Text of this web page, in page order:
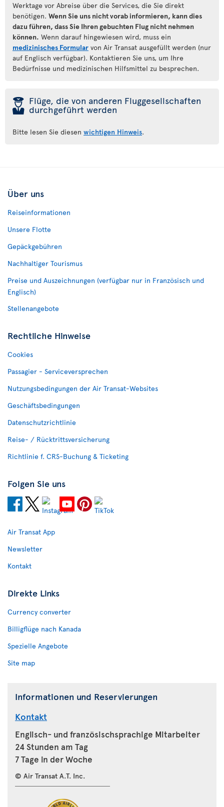
Werktage vor Abreise über die Services, die Sie direkt
benötigen. Wenn Sie uns nicht vorab informieren, kann dies
dazu führen, dass Sie Ihren gebuchten Flug nicht nehmen
können. Wenn darauf hingewiesen wird, muss ein
medizinisches Formular von Air Transat ausgefüllt werden (nur
auf Englisch verfügbar). Kontaktieren Sie uns, um Ihre
Bedürfnisse und medizinischen Hilfsmittel zu besprechen.
þ Flüge, die von anderen Fluggesellschaften
durchgeführt werden
Bitte lesen Sie diesen wichtigen Hinweis.
Über uns
Reiseinformationen
Unsere Flotte
Gepäckgebühren
Nachhaltiger Tourismus
Preise und Auszeichnungen (verfügbar nur in Französisch und
Englisch)
Stellenangebote
Rechtliche Hinweise
Cookies
Passagier - Serviceversprechen
Nutzungsbedingungen der Air Transat-Websites
Geschäftsbedingungen
Datenschutzrichtlinie
Reise- / Rücktrittsversicherung
Richtlinie f. CRS-Buchung & Ticketing
Folgen Sie uns
Air Transat App
Newsletter
Kontakt
Direkte Links
Currency converter
Billigflüge nach Kanada
Spezielle Angebote
Site map
Informationen und Reservierungen
Kontakt
Englisch- und französischsprachige Mitarbeiter
24 Stunden am Tag
7 Tage in der Woche
© Air Transat A.T. Inc.